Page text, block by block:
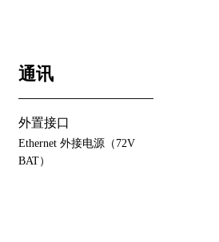
通讯
外置接口
Ethernet 外接电源（72V
BAT）